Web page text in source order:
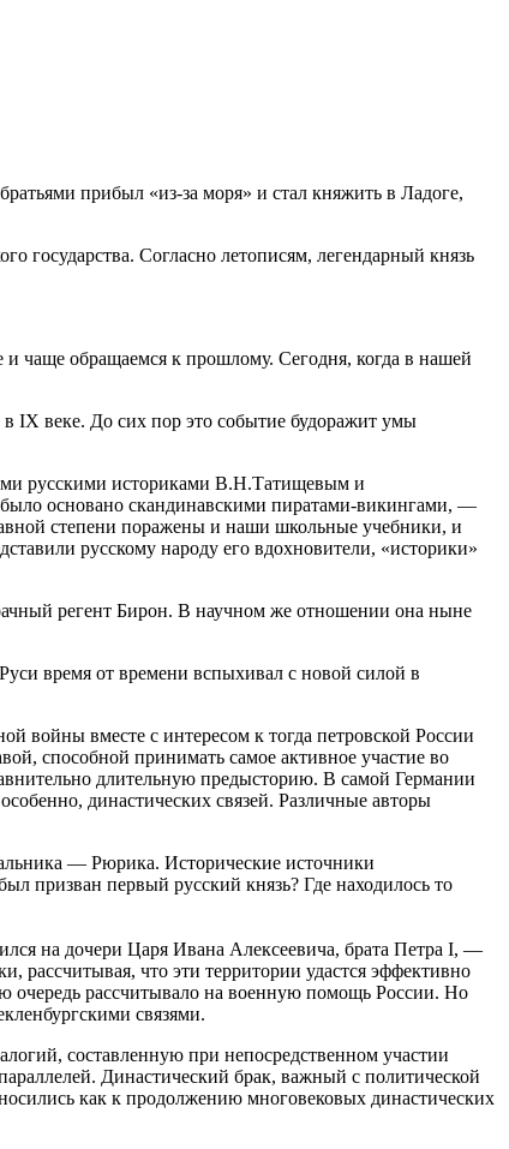
прибыл «из-за моря» и стал княжить в Ладоге,
государства. Согласно летописям, легендарный князь
чаще обращаемся к прошлому. Сегодня, когда в нашей
в IX веке. До сих пор это событие будоражит умы
русскими историками В.Н.Татищевым и
основано скандинавскими пиратами-викингами, —
степени поражены и наши школьные учебники, и
русскому народу его вдохновители, «историки»
регент Бирон. В научном же отношении она ныне
время от времени вспыхивал с новой силой в
войны вместе с интересом к тогда петровской России
способной принимать самое активное участие во
длительную предысторию. В самой Германии
династических связей. Различные авторы
— Рюрика. Исторические источники
призван первый русский князь? Где находилось то
на дочери Царя Ивана Алексеевича, брата Петра I, —
рассчитывая, что эти территории удастся эффективно
очередь рассчитывало на военную помощь России. Но
связями.
составленную при непосредственном участии
Династический брак, важный с политической
как к продолжению многовековых династических